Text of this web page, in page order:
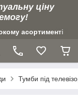
ціну
асортименті
Тумби під